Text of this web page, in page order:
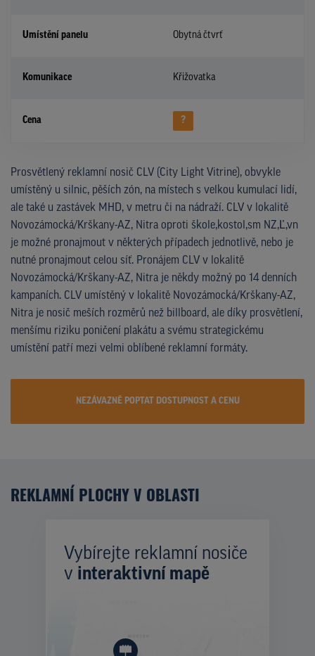
Umístění panelu Obytná čtvrť
Komunikace Křižovatka
Cena ?
Prosvětlený reklamní nosič CLV (City Light Vitrine), obvykle
umístěný u silnic, pěších zón, na místech s velkou kumulací lidí,
ale také u zastávek MHD, v metru či na nádraží. CLV v lokalitě
Novozámocká/Krškany-AZ, Nitra oproti škole,kostol,sm NZ,Ľ,vn
je možné pronajmout v některých případech jednotlivě, nebo je
nutné pronajmout celou síť. Pronájem CLV v lokalitě
Novozámocká/Krškany-AZ, Nitra je někdy možný po 14 denních
kampaních. CLV umístěný v lokalitě Novozámocká/Krškany-AZ,
Nitra je nosič meších rozměrů než billboard, ale díky prosvětlení,
menšímu riziku poničení plakátu a svému strategickému
umístění patří mezi velmi oblíbené reklamní formáty.
NEZÁVAZNĚ POPTAT DOSTUPNOST A CENU
REKLAMNÍ PLOCHY V OBLASTI
Vybírejte reklamní nosiče
v interaktivní mapě